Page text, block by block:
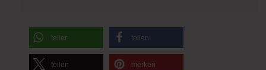
teilen teilen
teilen merken